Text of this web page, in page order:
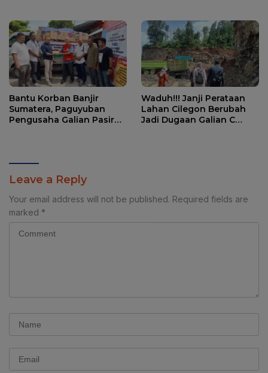
Bantu Korban Banjir
Sumatera, Paguyuban
Pengusaha Galian Pasir
Waduh!!! Janji Perataan
Lahan Cilegon Berubah
Jadi Dugaan Galian C
Leave a Reply
Your email address will not be published. Required fields are
marked *